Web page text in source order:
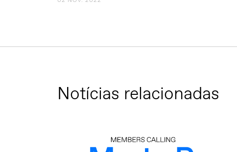
Notícias relacionadas